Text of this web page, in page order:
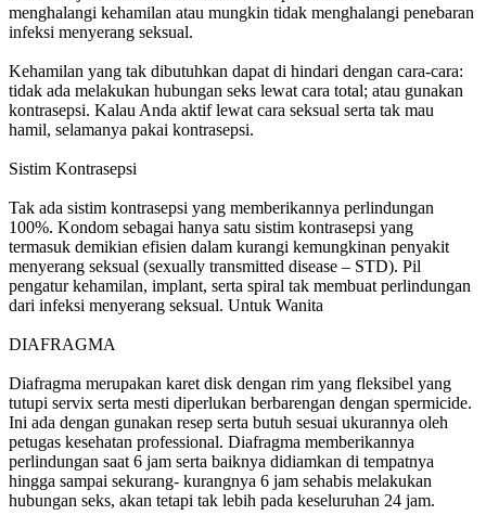
menghalangi kehamilan atau mungkin tidak menghalangi penebaran
infeksi menyerang seksual.
Kehamilan yang tak dibutuhkan dapat di hindari dengan cara-cara:
tidak ada melakukan hubungan seks lewat cara total; atau gunakan
kontrasepsi. Kalau Anda aktif lewat cara seksual serta tak mau
hamil, selamanya pakai kontrasepsi.
Sistim Kontrasepsi
Tak ada sistim kontrasepsi yang memberikannya perlindungan
100%. Kondom sebagai hanya satu sistim kontrasepsi yang
termasuk demikian efisien dalam kurangi kemungkinan penyakit
menyerang seksual (sexually transmitted disease – STD). Pil
pengatur kehamilan, implant, serta spiral tak membuat perlindungan
dari infeksi menyerang seksual. Untuk Wanita
DIAFRAGMA
Diafragma merupakan karet disk dengan rim yang fleksibel yang
tutupi servix serta mesti diperlukan berbarengan dengan spermicide.
Ini ada dengan gunakan resep serta butuh sesuai ukurannya oleh
petugas kesehatan professional. Diafragma memberikannya
perlindungan saat 6 jam serta baiknya didiamkan di tempatnya
hingga sampai sekurang- kurangnya 6 jam sehabis melakukan
hubungan seks, akan tetapi tak lebih pada keseluruhan 24 jam.